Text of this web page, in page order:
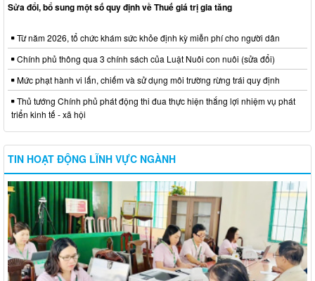
Sửa đổi, bổ sung một số quy định về Thuế giá trị gia tăng
Từ năm 2026, tổ chức khám sức khỏe định kỳ miễn phí cho người dân
Chính phủ thông qua 3 chính sách của Luật Nuôi con nuôi (sửa đổi)
Mức phạt hành vi lấn, chiếm và sử dụng môi trường rừng trái quy định
Thủ tướng Chính phủ phát động thi đua thực hiện thắng lợi nhiệm vụ phát
triển kinh tế - xã hội
TIN HOẠT ĐỘNG LĨNH VỰC NGÀNH